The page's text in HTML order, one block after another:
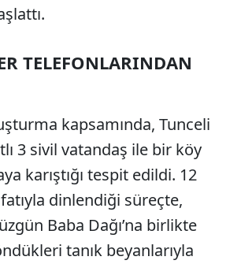
TELEFONLARINDAN
kapsamında, Tunceli
3 sivil vatandaş ile bir köy
karıştığı tespit edildi. 12
dinlendiği süreçte,
Baba Dağı’na birlikte
tanık beyanlarıyla